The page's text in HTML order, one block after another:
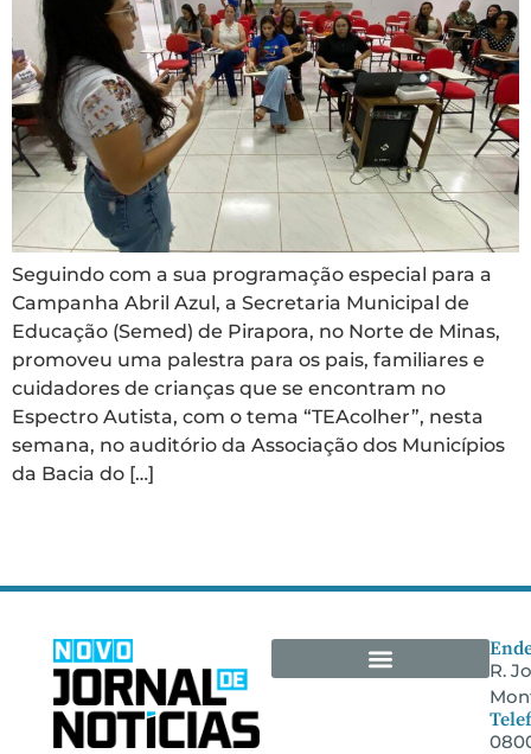
Seguindo com a sua programação especial para a
Campanha Abril Azul, a Secretaria Municipal de
Educação (Semed) de Pirapora, no Norte de Minas,
promoveu uma palestra para os pais, familiares e
cuidadores de crianças que se encontram no
Espectro Autista, com o tema “TEAcolher”, nesta
semana, no auditório da Associação dos Municípios
da Bacia do […]
R.